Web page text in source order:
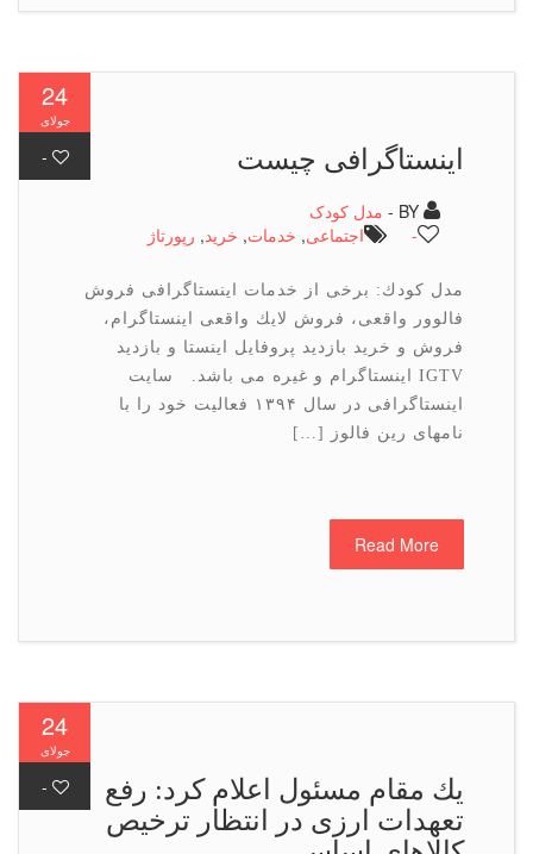
اینستاگرافی چیست
مدل کودک
اجتماعی,خدمات, خرید,رپورتاژ
مدل كودك: برخی از خدمات اینستاگرافی فروش
فالوور واقعی، فروش لایك واقعی اینستاگرام،
فروش و خرید بازدید پروفایل اینستا و بازدید
IGTV اینستاگرام و غیره می باشد. سایت
اینستاگرافی در سال ۱۳۹۴ فعالیت خود را با
نامهای رین فالوز […]
Read More
یك مقام مسئول اعلام كرد: رفع
تعهدات ارزی در انتظار ترخیص